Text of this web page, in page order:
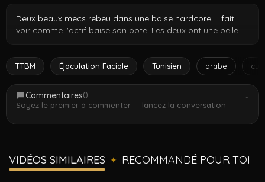
Deux beaux mecs rebeu dans une baise hardcore. Il fait
voir comme l'actif baise son pote. Les deux ont une belle
ids="1736,1735,1737,1739,1740,1741"]
TTBM Éjaculation Faciale Tunisien arabe cul
Commentaires0
Soyez le premier à commenter — lancez la conversation
↓
VIDÉOS SIMILAIRES ✦ RECOMMANDÉ POUR TOI